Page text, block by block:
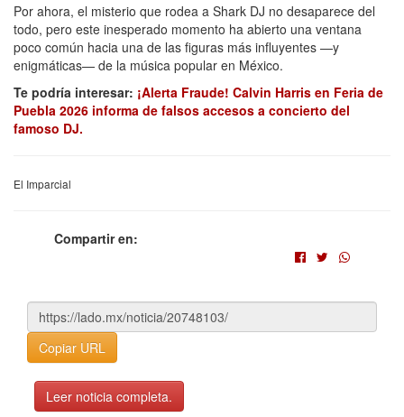
Por ahora, el misterio que rodea a Shark DJ no desaparece del
todo, pero este inesperado momento ha abierto una ventana
poco común hacia una de las figuras más influyentes —y
enigmáticas— de la música popular en México.
Te podría interesar: ¡Alerta Fraude! Calvin Harris en Feria de
Puebla 2026 informa de falsos accesos a concierto del
famoso DJ.
El Imparcial
Compartir en:
Copiar URL
Leer noticia completa.